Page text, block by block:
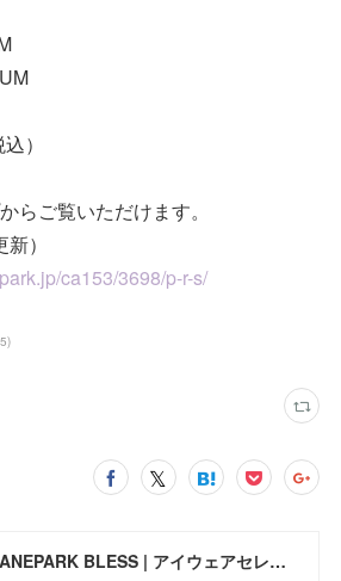
）
らご覧いただけます。
）
ca153/3698/p-r-s/
)
MEGANEPARK BLESS | アイウェアセレクトショップ